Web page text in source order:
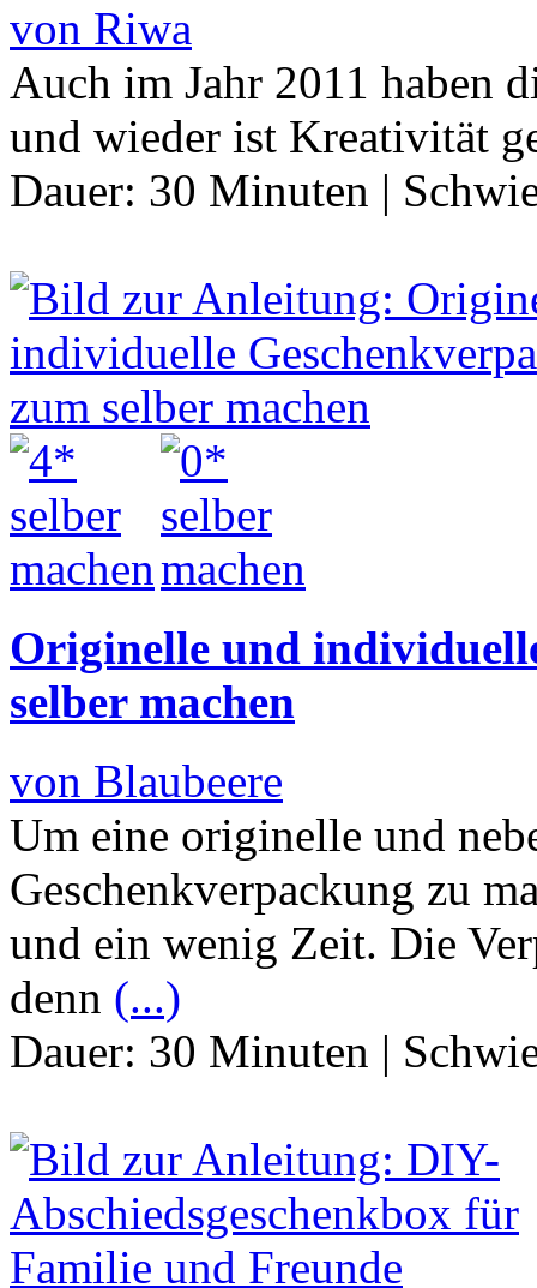
von Riwa
Auch im Jahr 2011 haben
und wieder ist Kreativität
Dauer: 30 Minuten |
Originelle und
selber machen
von Blaubeere
Um eine originelle und
Geschenkverpackung zu
und ein wenig Zeit. Die
denn (...)
Dauer: 30 Minuten |